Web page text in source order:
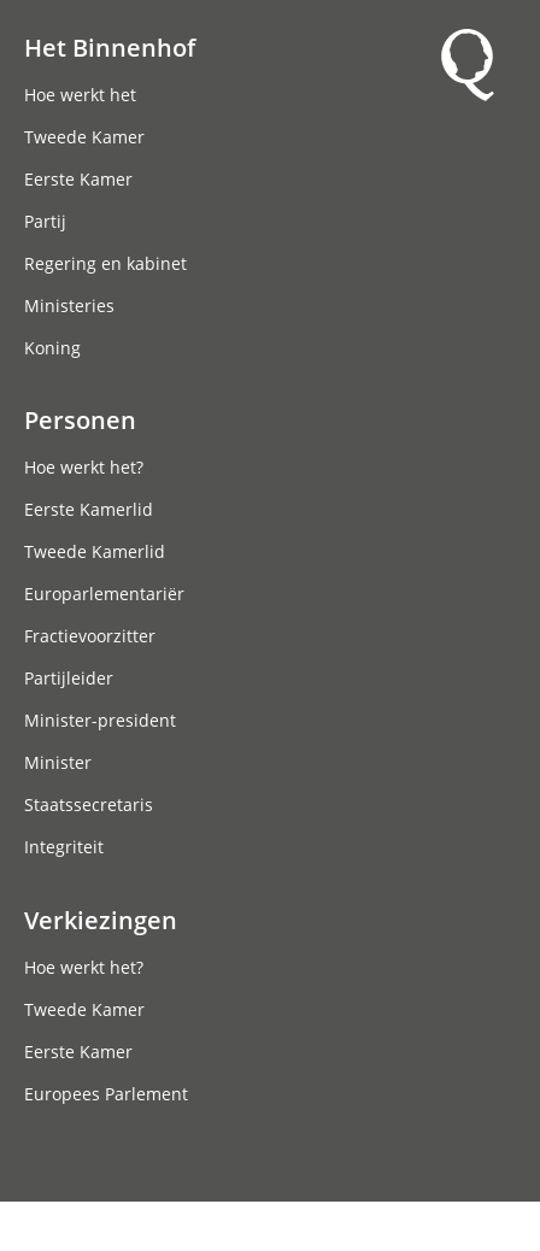
Het Binnenhof
Hoe werkt het
Tweede Kamer
Eerste Kamer
Partij
Regering en kabinet
Ministeries
Koning
Personen
Hoe werkt het?
Eerste Kamerlid
Tweede Kamerlid
Europarlementariër
Fractievoorzitter
Partijleider
Minister-president
Minister
Staatssecretaris
Integriteit
Verkiezingen
Hoe werkt het?
Tweede Kamer
Eerste Kamer
Europees Parlement